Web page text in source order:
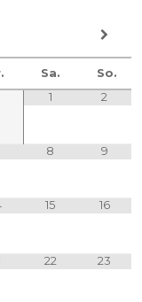
Sa.
So.
1
2
8 9
15 16
22 23